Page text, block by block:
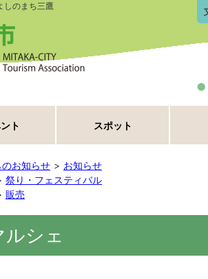
しのまち三鷹
ト スポット
お知らせ
お知らせ
祭り・フェスティバル
販売
ルシェ